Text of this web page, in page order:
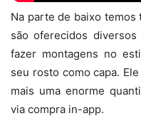
Na parte de baixo temos
são oferecidos
fazer montagens no
seu rosto como capa.
mais uma enorme
via compra in-app.